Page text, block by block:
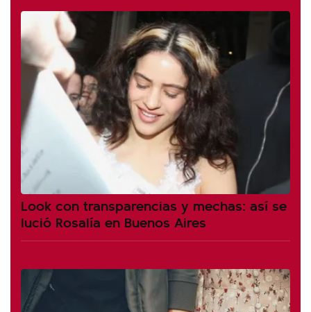
Look con transparencias y mechas: así se
lució Rosalía en Buenos Aires